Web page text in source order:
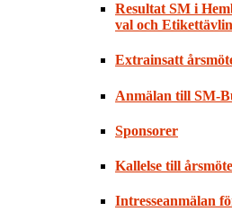
Resultat SM i
val och
Extrainsatt
Anmälan till SM-
Sponsorer
Kallelse till
Intresseanmälan